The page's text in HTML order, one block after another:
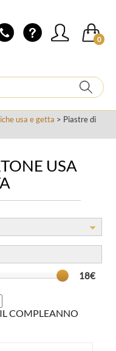
0
usa e getta > Piastre di
USA
18€
COMPLEANNO